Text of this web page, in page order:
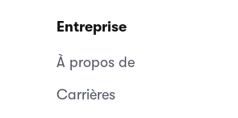
Entreprise
À propos de
Carrières